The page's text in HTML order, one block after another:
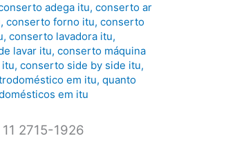
adega itu,conserto ar
,conserto forno itu,conserto
,conserto lavadora itu,
lavar itu,conserto máquina
,conserto side by side itu,
em itu,quanto
em itu
2715-1926